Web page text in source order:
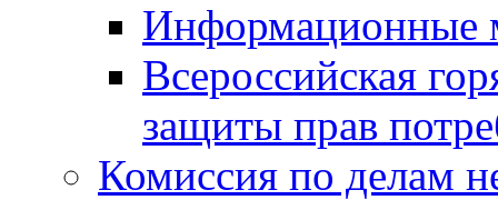
Информационные
Всероссийская
защиты прав
Комиссия по делам